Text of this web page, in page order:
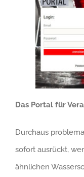
Das Portal für
Durchaus
sofort ausrückt,
ähnlichen